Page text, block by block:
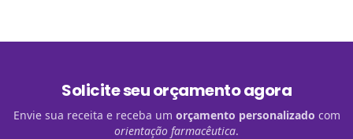
Solicite seu orçamento agora
Envie sua receita e receba um orçamento personalizado com
orientação farmacêutica.